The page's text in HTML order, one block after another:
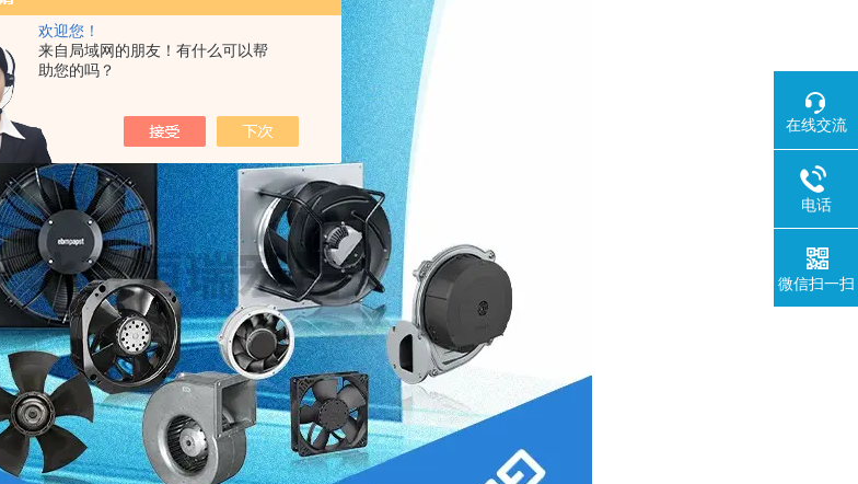
欢迎您！
来自局域网的朋友！有什么可以帮
助您的吗？
在线交流
电话
微信扫一扫